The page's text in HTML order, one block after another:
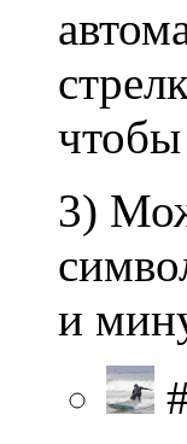
чтобы
3)
и